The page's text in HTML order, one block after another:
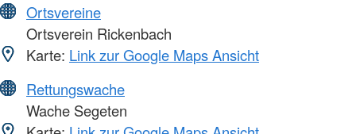
Ortsvereine
Ortsverein Rickenbach
Karte: Link zur Google Maps Ansicht
Rettungswache
Wache Segeten